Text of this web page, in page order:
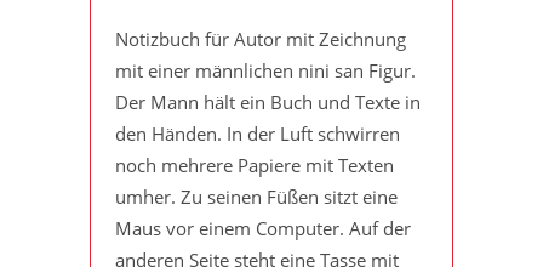
Notizbuch für Autor mit Zeichnung
mit einer männlichen nini san Figur.
Der Mann hält ein Buch und Texte in
den Händen. In der Luft schwirren
noch mehrere Papiere mit Texten
umher. Zu seinen Füßen sitzt eine
Maus vor einem Computer. Auf der
anderen Seite steht eine Tasse mit